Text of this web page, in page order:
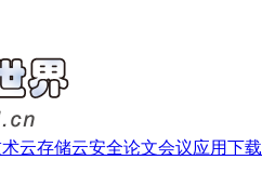
云存储云安全论文会议应用下载